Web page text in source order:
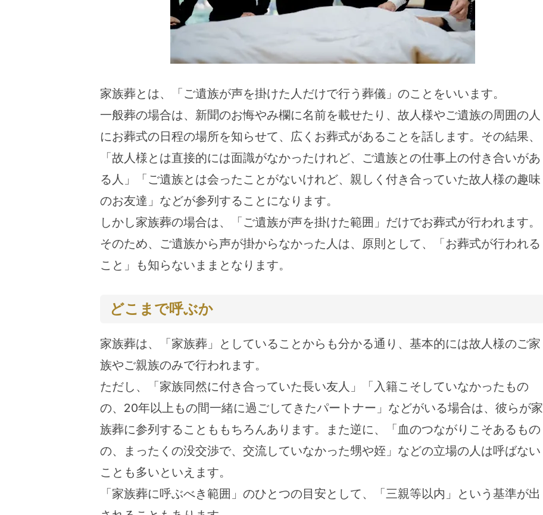
家族葬とは、「ご遺族が声を掛けた人だけで行う葬儀」のことをいいます。
一般葬の場合は、新聞のお悔やみ欄に名前を載せたり、故人様やご遺族の周囲の人
にお葬式の日程の場所を知らせて、広くお葬式があることを話します。その結果、
「故人様とは直接的には面識がなかったけれど、ご遺族との仕事上の付き合いがあ
る人」「ご遺族とは会ったことがないけれど、親しく付き合っていた故人様の趣味
のお友達」などが参列することになります。
しかし家族葬の場合は、「ご遺族が声を掛けた範囲」だけでお葬式が行われます。
そのため、ご遺族から声が掛からなかった人は、原則として、「お葬式が行われる
こと」も知らないままとなります。
どこまで呼ぶか
家族葬は、「家族葬」としていることからも分かる通り、基本的には故人様のご家
族やご親族のみで行われます。
ただし、「家族同然に付き合っていた長い友人」「入籍こそしていなかったもの
の、20年以上もの間一緒に過ごしてきたパートナー」などがいる場合は、彼らが家
族葬に参列することももちろんあります。また逆に、「血のつながりこそあるもの
の、まったくの没交渉で、交流していなかった甥や姪」などの立場の人は呼ばない
ことも多いといえます。
「家族葬に呼ぶべき範囲」のひとつの目安として、「三親等以内」という基準が出